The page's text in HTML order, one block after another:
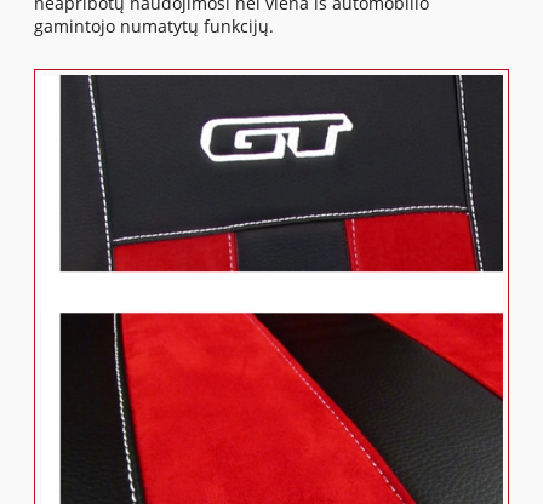
gamintojo numatytų funkcijų.